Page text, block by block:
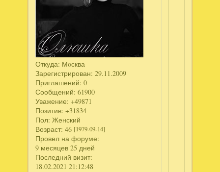
Откуда: Мoсква
Зарегистрирован: 29.11.2009
Приглашений: 0
Сообщений: 61900
Уважение: +49871
Позитив: +31834
Пол: Женский
Возраст: 46 [1979-09-14]
Провел на форуме:
9 месяцев 25 дней
Последний визит:
18.02.2021 21:12:48